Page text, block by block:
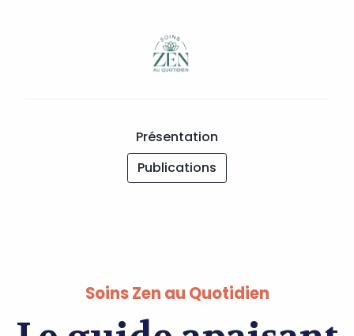
Présentation
Publications
Soins Zen au Quotidien